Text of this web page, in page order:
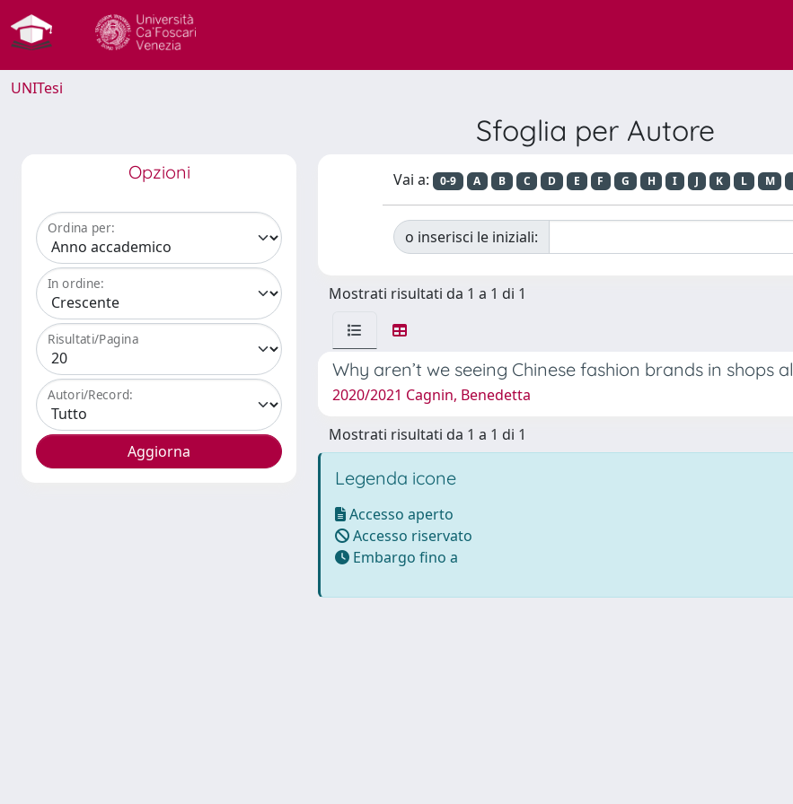
UNITesi
Sfoglia per Autore
Opzioni
Ordina per:
In ordine:
Risultati/Pagina
Autori/Record:
Vai a: 0-9 A B C D E F G H I J K L M
o inserisci le iniziali:
Mostrati risultati da 1 a 1 di 1
Why aren’t we seeing Chinese fashion brands in shops
2020/2021 Cagnin, Benedetta
Mostrati risultati da 1 a 1 di 1
Legenda icone
Accesso aperto
Accesso riservato
Embargo fino a